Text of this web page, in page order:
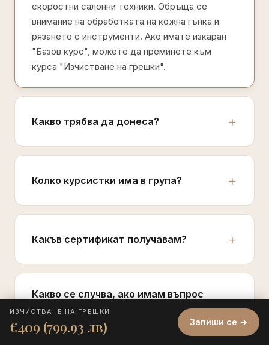
скоростни салонни техники. Обръща се
внимание на обработката на кожна гънка и
рязането с инструменти. Ако имате изкаран
"Базов курс", можете да преминете към
курса "Изчистване на грешки".
Какво трябва да донеса?
Колко курсистки има в група?
Какъв сертификат получавам?
Какво се случва, ако имам въпрос
след края на курса?
ИЗЧИСТВАНЕ НА ГРЕШКИ
€409 (799.93 лв) Запиши се →